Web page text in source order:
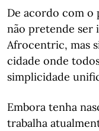
De acordo com o
não pretende ser
Afrocentric, mas
cidade onde
simplicidade
Embora tenha
trabalha